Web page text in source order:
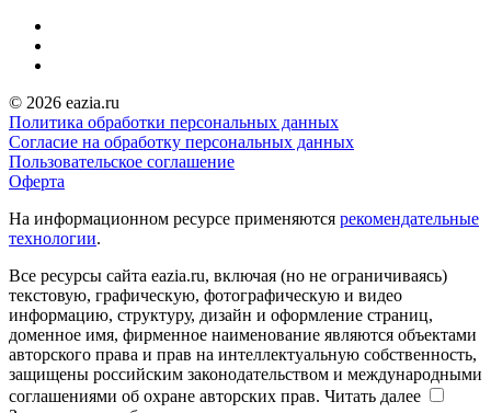
© 2026 eazia.ru
Политика обработки персональных данных
Согласие на обработку персональных данных
Пользовательское соглашение
Оферта
На информационном ресурсе применяются рекомендательные
технологии.
Все ресурсы сайта eazia.ru, включая (но не ограничиваясь)
текстовую, графическую, фотографическую и видео
информацию, структуру, дизайн и оформление страниц,
доменное имя, фирменное наименование являются объектами
авторского права и прав на интеллектуальную собственность,
защищены российским законодательством и международными
соглашениями об охране авторских прав. Читать далее